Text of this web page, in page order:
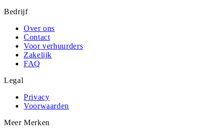
Bedrijf
Over ons
Contact
Voor verhuurders
Zakelijk
FAQ
Legal
Privacy
Voorwaarden
Meer Merken